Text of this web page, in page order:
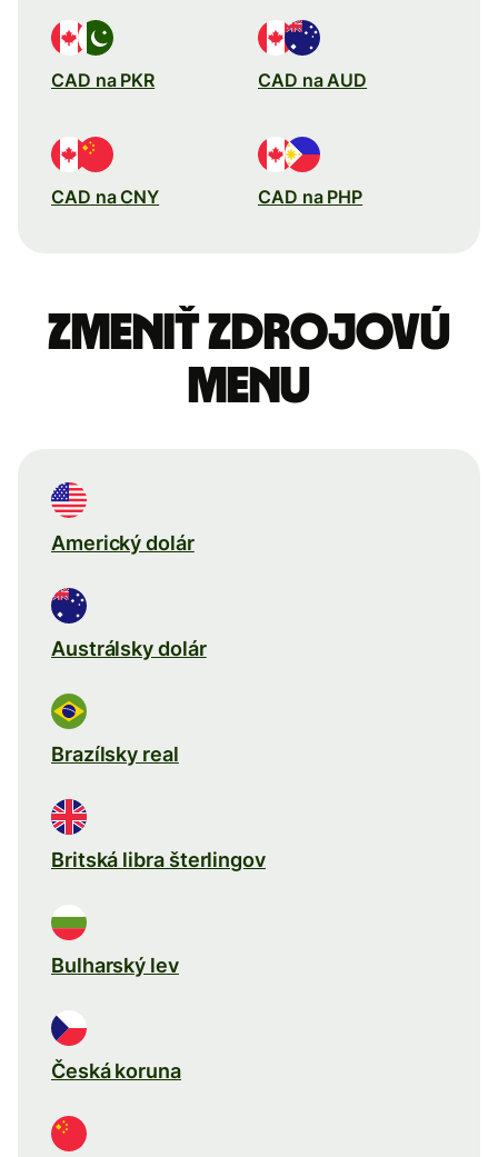
CAD na PKR CAD na AUD
CAD na CNY CAD na PHP
Zmeniť zdrojovú
menu
Americký dolár
Austrálsky dolár
Brazílsky real
Britská libra šterlingov
Bulharský lev
Česká koruna